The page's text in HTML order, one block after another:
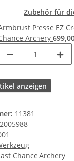
Zubehör für
Presse EZ
Archery
anzeigen
11381
Chance Archery